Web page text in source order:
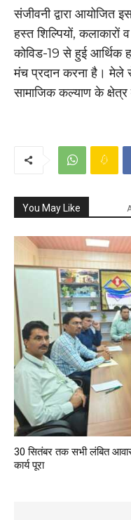
संजीवनी द्वारा आयोजित
हस्त शिल्पियों,
कोविड-19 से हुई आर्थिक
मंच प्रदान करना है। मेले
सामाजिक कल्याण के क्षेत्र
You May Like
30 सितंबर तक सभी लंबित
कार्य पूरा